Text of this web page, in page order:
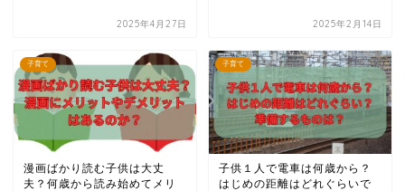
2025年4月27日 2025年2月14日
子育て
漫画ばかり読む子供は大丈
夫？何歳から読み始めてメリ
子育て
子供１人で電車は何歳から？
はじめの距離はどれぐらいで